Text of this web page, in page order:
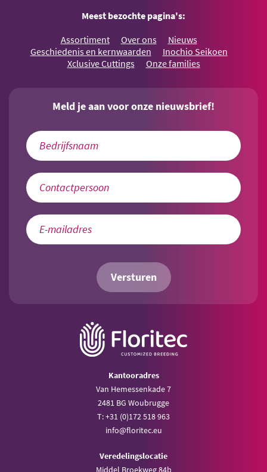
Meest bezochte pagina's:
Assortiment Over ons
Nieuws
Geschiedenis en kernwaarden
Inochio Seikoen
Xclusive Cuttings
Onze families
Meld je aan voor onze nieuwsbrief!
Versturen
Kantooradres
Van Hemessenkade 7
2481 BG Woubrugge
T: +31 (0)172 518 963
info@floritec.eu
Veredelingslocatie
Middel Broekweg 84b